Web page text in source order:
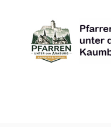
content
unter
derAraburg
Kaumberg